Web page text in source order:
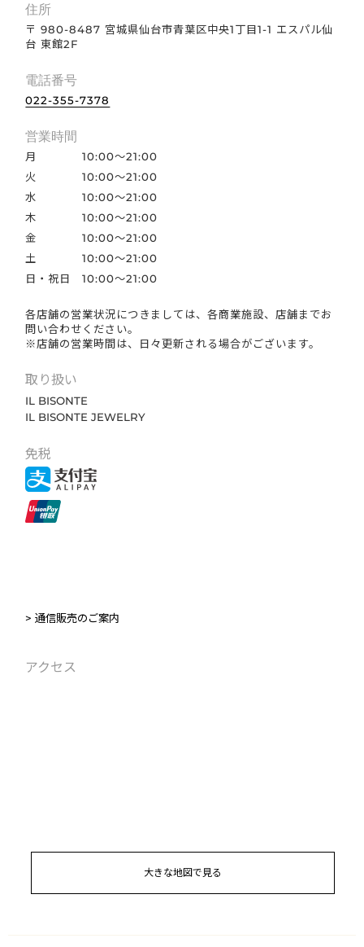
住所
〒 980-8487 宮城県仙台市青葉区中央1丁目1-1 エスパル仙
台 東館2F
電話番号
022-355-7378
営業時間
月10:00〜21:00
火10:00〜21:00
水10:00〜21:00
木10:00〜21:00
金10:00〜21:00
土10:00〜21:00
日・祝日10:00〜21:00
各店舗の営業状況につきましては、各商業施設、店舗までお
問い合わせください。
※店舗の営業時間は、日々更新される場合がございます。
取り扱い
IL BISONTE
IL BISONTE JEWELRY
免税
> 通信販売のご案内
アクセス
大きな地図で見る